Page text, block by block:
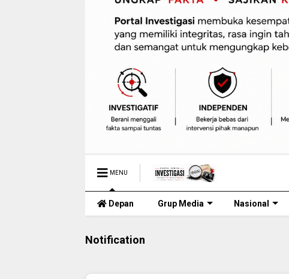
MENU
Depan Grup Media Nasional
Notification